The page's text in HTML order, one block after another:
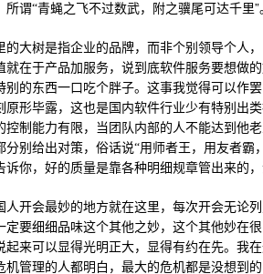
所谓“青蝇之飞不过数武，附之骥尾可达千里”
的大树是指企业的品牌，而非个别领导个人
就在于产品加服务，说到底软件服务要想做
别的东西一口吃个胖子。这事我觉得可以作
原形毕露，这也是国内软件行业少有特别出
控制能力有限，当团队内部的人不能达到他
分别给出对策，俗话说“用师者王，用友者
你，好的质量是靠各种明细规章管出来的
人开会最妙的地方就在这里，每次开会无论
定要细细品味这个其他之妙，这个其他妙在
起来可以显得光明正大，显得有约在先。我
机管理的人都明白，最大的危机都是没想到